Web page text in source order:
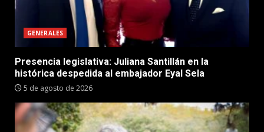
GENERALES
Presencia legislativa: Juliana Santillán en la
histórica despedida al embajador Eyal Sela
5 de agosto de 2026